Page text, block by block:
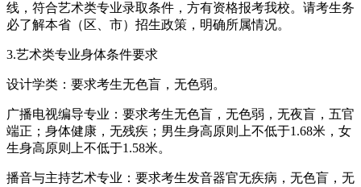
线，符合艺术类专业录取条件，方有资格报考我校。请考生务
必了解本省（区、市）招生政策，明确所属情况。
3.艺术类专业身体条件要求
设计学类：要求考生无色盲，无色弱。
广播电视编导专业：要求考生无色盲，无色弱，无夜盲，五官
端正；身体健康，无残疾；男生身高原则上不低于1.68米，女
生身高原则上不低于1.58米。
播音与主持艺术专业：要求考生发音器官无疾病，无色盲，无